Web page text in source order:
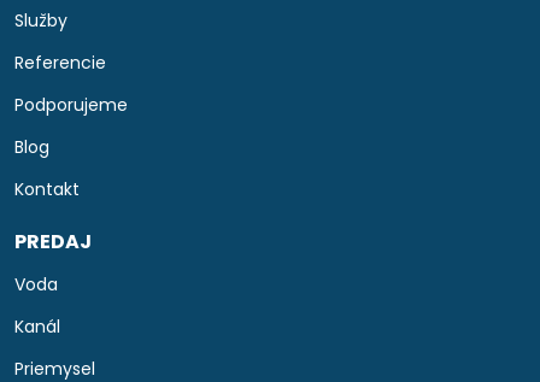
Služby
Referencie
Podporujeme
Blog
Kontakt
PREDAJ
Voda
Kanál
Priemysel